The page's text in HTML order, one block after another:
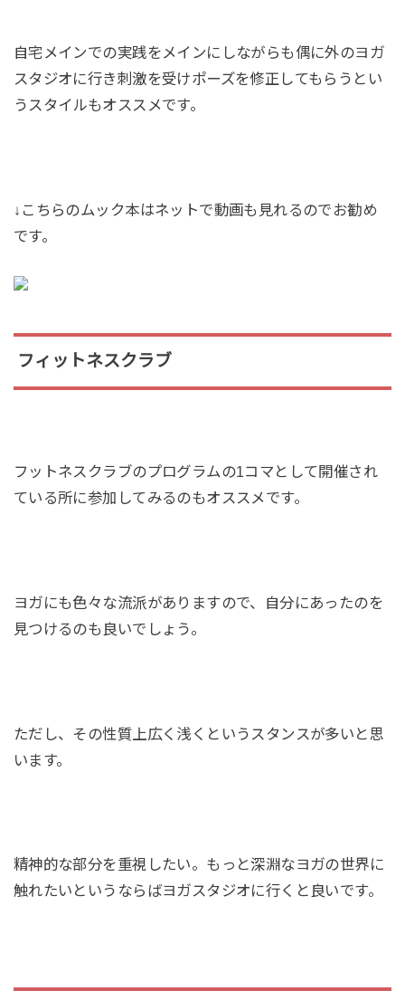
自宅メインでの実践をメインにしながらも偶に外のヨガ
スタジオに行き刺激を受けポーズを修正してもらうとい
うスタイルもオススメです。
↓こちらのムック本はネットで動画も見れるのでお勧め
です。
フィットネスクラブ
フットネスクラブのプログラムの1コマとして開催され
ている所に参加してみるのもオススメです。
ヨガにも色々な流派がありますので、自分にあったのを
見つけるのも良いでしょう。
ただし、その性質上広く浅くというスタンスが多いと思
います。
精神的な部分を重視したい。もっと深淵なヨガの世界に
触れたいというならばヨガスタジオに行くと良いです。